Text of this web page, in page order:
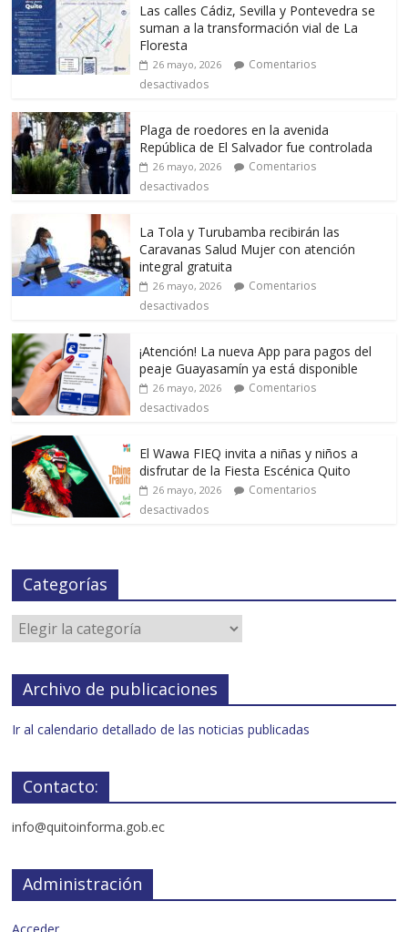
Las calles Cádiz, Sevilla y Pontevedra se
suman a la transformación vial de La
Floresta
26 mayo, 2026
Comentarios
desactivados
Plaga de roedores en la avenida
República de El Salvador fue controlada
26 mayo, 2026
Comentarios
desactivados
La Tola y Turubamba recibirán las
Caravanas Salud Mujer con atención
integral gratuita
26 mayo, 2026
Comentarios
desactivados
¡Atención! La nueva App para pagos del
peaje Guayasamín ya está disponible
26 mayo, 2026
Comentarios
desactivados
El Wawa FIEQ invita a niñas y niños a
disfrutar de la Fiesta Escénica Quito
26 mayo, 2026
Comentarios
desactivados
Categorías
Archivo de publicaciones
Ir al calendario detallado de las noticias publicadas
Contacto:
info@quitoinforma.gob.ec
Administración
Acceder